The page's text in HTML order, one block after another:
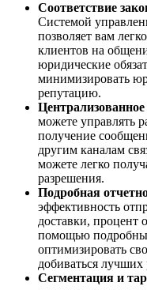
Соответствие
Системой
позволяет вам
клиентов на
юридические
минимизировать
репутацию.
можете управлять
получение
другим каналам
можете легко
разрешения.
Подробная
эффективность
доставки, процент
помощью
оптимизировать
добиваться лучших
Сегментация и